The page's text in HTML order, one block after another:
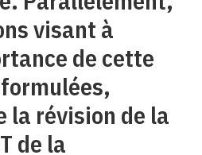
visant à
de cette
la révision de la
de la